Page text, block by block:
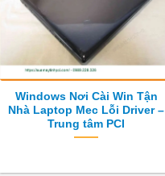
Windows Nơi Cài Win Tận
Nhà Laptop Mec Lỗi Driver –
Trung tâm PCI